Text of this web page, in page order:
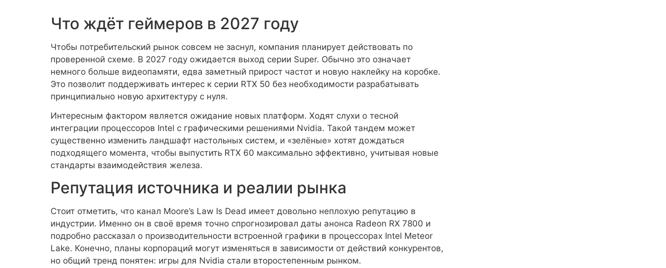
Что ждёт геймеров в 2027 году
Чтобы потребительский рынок совсем не заснул, компания планирует действовать по
проверенной схеме. В 2027 году ожидается выход серии Super. Обычно это означает
немного больше видеопамяти, едва заметный прирост частот и новую наклейку на коробке.
Это позволит поддерживать интерес к серии RTX 50 без необходимости разрабатывать
принципиально новую архитектуру с нуля.
Интересным фактором является ожидание новых платформ. Ходят слухи о тесной
интеграции процессоров Intel с графическими решениями Nvidia. Такой тандем может
существенно изменить ландшафт настольных систем, и «зелёные» хотят дождаться
подходящего момента, чтобы выпустить RTX 60 максимально эффективно, учитывая новые
стандарты взаимодействия железа.
Репутация источника и реалии рынка
Стоит отметить, что канал Moore’s Law Is Dead имеет довольно неплохую репутацию в
индустрии. Именно он в своё время точно спрогнозировал даты анонса Radeon RX 7800 и
подробно рассказал о производительности встроенной графики в процессорах Intel Meteor
Lake. Конечно, планы корпораций могут изменяться в зависимости от действий конкурентов,
но общий тренд понятен: игры для Nvidia стали второстепенным рынком.